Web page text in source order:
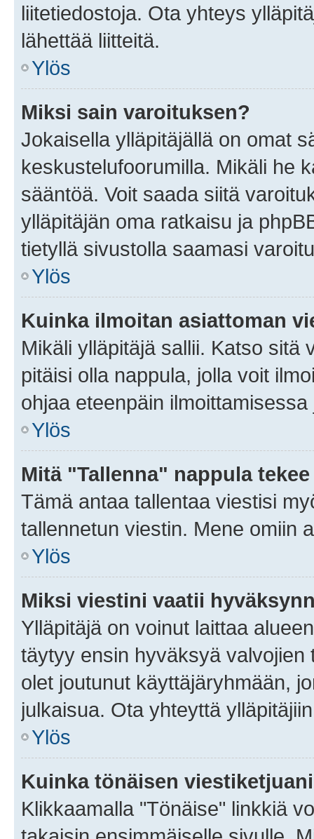
liitetiedostoja. Ota yhteys
lähettää liitteitä.
Ylös
Miksi sain varoituksen?
Jokaisella ylläpitäjällä on omat
keskustelufoorumilla. Mikäli he
sääntöä. Voit saada siitä
ylläpitäjän oma ratkaisu ja
tietyllä sivustolla saamasi
Ylös
Kuinka ilmoitan asiattoman
Mikäli ylläpitäjä sallii. Katso sitä
pitäisi olla nappula, jolla voit
ohjaa eteenpäin
Ylös
Mitä "Tallenna" nappula
Tämä antaa tallentaa viestisi
tallennetun viestin. Mene omiin
Ylös
Miksi viestini vaatii
Ylläpitäjä on voinut laittaa
täytyy ensin hyväksyä
olet joutunut käyttäjäryhmään,
julkaisua. Ota yhteyttä
Ylös
Kuinka tönäisen
Klikkaamalla "Tönäise" linkkiä